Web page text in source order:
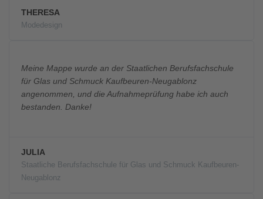
THERESA
Modedesign
Meine Mappe wurde an der Staatlichen Berufsfachschule
für Glas und Schmuck Kaufbeuren-Neugablonz
angenommen, und die Aufnahmeprüfung habe ich auch
bestanden. Danke!
JULIA
Staatliche Berufsfachschule für Glas und Schmuck Kaufbeuren-
Neugablonz